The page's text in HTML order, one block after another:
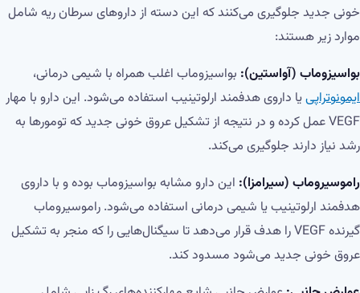
خونی جدید جلوگیری می‌کنند که این دسته از داروهای سرطان ریه شامل
موارد زیر هستند:
بواسیزوماب (آواستین): بواسیزوماب اغلب همراه با شیمی درمانی،
ایمونوتراپییا داروی هدفمند ارلوتینیب استفاده می‌شود. این دارو با مهار
VEGF عمل کرده و در نتیجه از تشکیل عروق خونی جدید که تومورها به
رشد نیاز دارند جلوگیری می‌کند.
راموسیروماب (سیرامزا): این دارو مشابه بواسیزوماب بوده و با داروی
هدفمند ارلوتینیب یا شیمی درمانی استفاده می‌شود. راموسیروماب
گیرنده VEGF را هدف قرار می‌دهد تا سیگنال‌هایی را که منجر به تشکیل
عروق خونی جدید می‌شود مسدود کند.